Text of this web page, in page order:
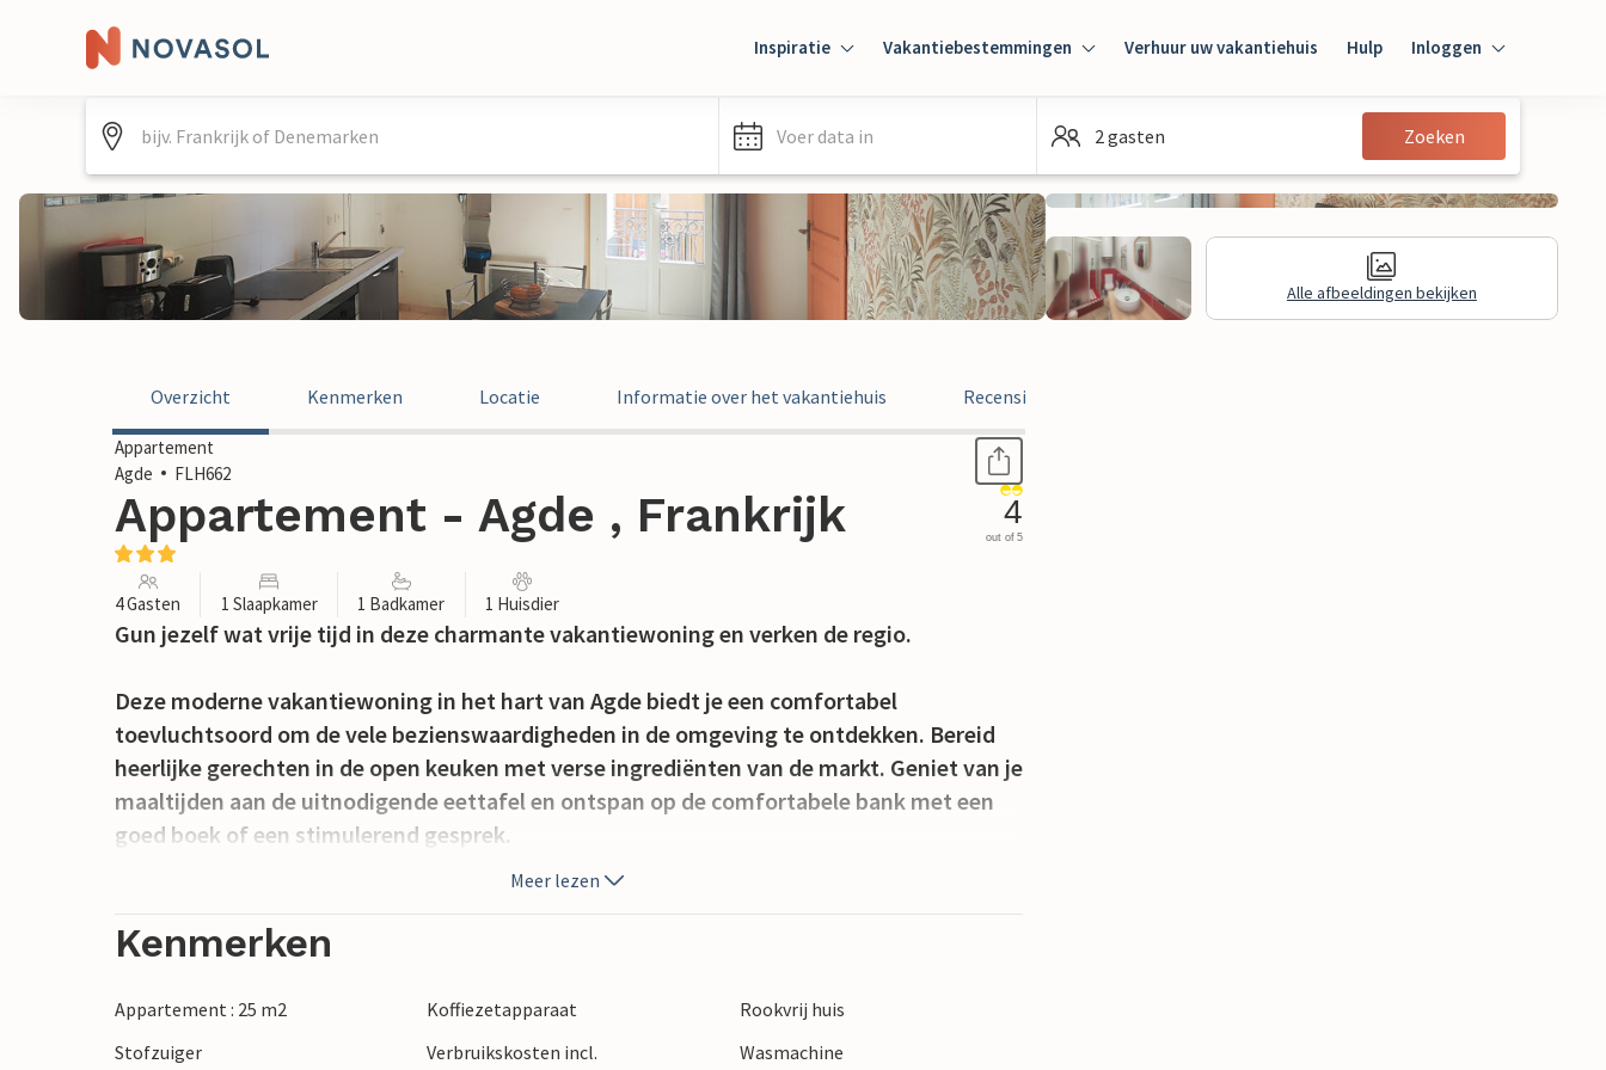
Inspiratie Vakantiebestemmingen Verhuur uw vakantiehuis Hulp Inloggen
Inloggen
Gast
Voer data in 2 gasten Zoeken
Alle afbeeldingen bekijken
Overzicht Kenmerken Locatie Informatie over het vakantiehuis Recensies
Appartement
Agde
FLH662
Appartement - Agde , Frankrijk 4
out of 5
4 Gasten 1 Slaapkamer 1 Badkamer 1 Huisdier
Gun jezelf wat vrije tijd in deze charmante vakantiewoning en verken de regio.
Deze moderne vakantiewoning in het hart van Agde biedt je een comfortabel
toevluchtsoord om de vele bezienswaardigheden in de omgeving te ontdekken. Bereid
heerlijke gerechten in de open keuken met verse ingrediënten van de markt. Geniet van je
maaltijden aan de uitnodigende eettafel en ontspan op de comfortabele bank met een
goed boek of een stimulerend gesprek.
wandeling om versgebakken croissants te halen en verken de charmante buurt.
Wandel door het pittoreske oude centrum van Agde, met zijn rijke geschiedenis en
Meer lezen
Kenmerken
Appartement : 25 m2 Koffiezetapparaat
Rookvrij huis
Stofzuiger
Verbruikskosten incl. Wasmachine